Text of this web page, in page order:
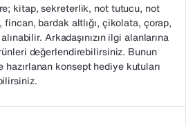
kitap, sekreterlik, not tutucu, not
bardak altlığı, çikolata, çorap,
Arkadaşınızın ilgi alanlarına
değerlendirebilirsiniz. Bunun
hazırlanan konsept hediye kutuları